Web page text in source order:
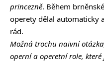
princezně. Během
operety dělal automaticky
rád.
Možná trochu naivní
operní a operetní role,